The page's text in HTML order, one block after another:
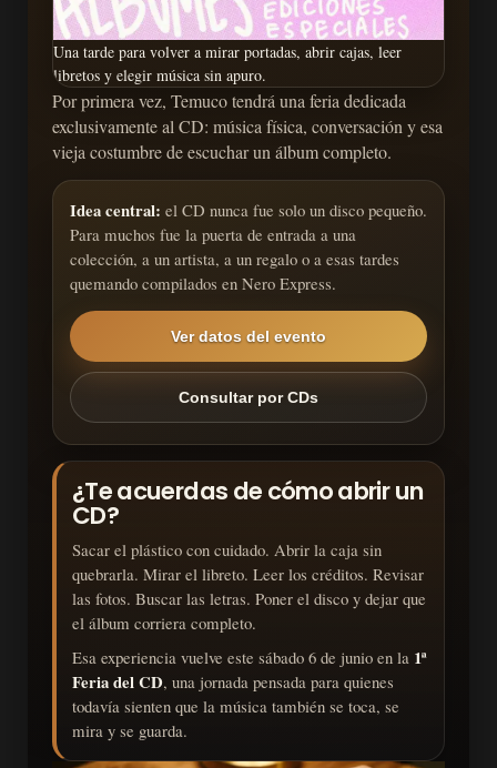
Una tarde para volver a mirar portadas, abrir cajas, leer
libretos y elegir música sin apuro.
Por primera vez, Temuco tendrá una feria dedicada
exclusivamente al CD: música física, conversación y esa
vieja costumbre de escuchar un álbum completo.
Idea central: el CD nunca fue solo un disco pequeño.
Para muchos fue la puerta de entrada a una
colección, a un artista, a un regalo o a esas tardes
quemando compilados en Nero Express.
Ver datos del evento
Consultar por CDs
¿Te acuerdas de cómo abrir un
CD?
Sacar el plástico con cuidado. Abrir la caja sin
quebrarla. Mirar el libreto. Leer los créditos. Revisar
las fotos. Buscar las letras. Poner el disco y dejar que
el álbum corriera completo.
Esa experiencia vuelve este sábado 6 de junio en la 1ª
Feria del CD, una jornada pensada para quienes
todavía sienten que la música también se toca, se
mira y se guarda.